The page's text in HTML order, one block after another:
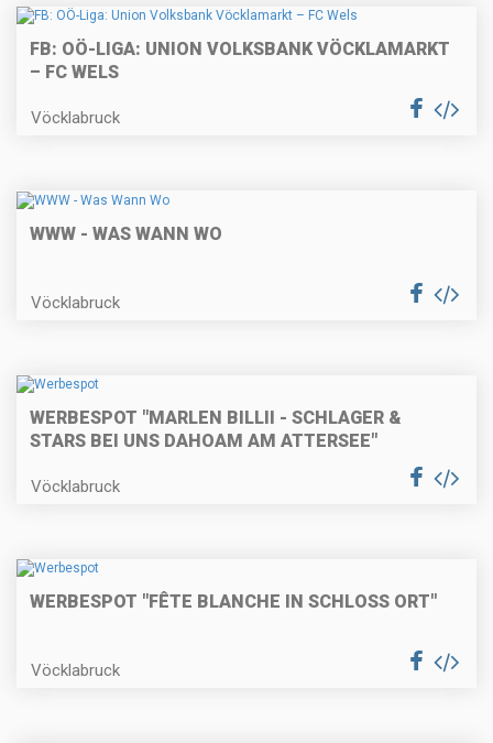
FB: OÖ-LIGA: UNION VOLKSBANK VÖCKLAMARKT
– FC WELS
Vöcklabruck
WWW - WAS WANN WO
Vöcklabruck
WERBESPOT "MARLEN BILLII - SCHLAGER &
STARS BEI UNS DAHOAM AM ATTERSEE"
Vöcklabruck
WERBESPOT "FÊTE BLANCHE IN SCHLOSS ORT"
Vöcklabruck